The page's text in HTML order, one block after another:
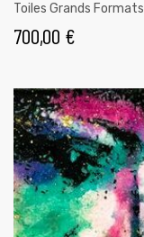
Toiles Grands Formats
700,00 €